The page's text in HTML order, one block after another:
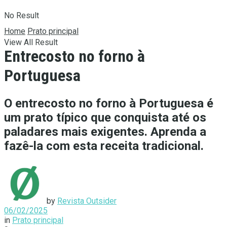
No Result
View All Result
Home Prato principal
Entrecosto no forno à
Portuguesa
O entrecosto no forno à Portuguesa é
um prato típico que conquista até os
paladares mais exigentes. Aprenda a
fazê-la com esta receita tradicional.
by Revista Outsider
06/02/2025
in Prato principal